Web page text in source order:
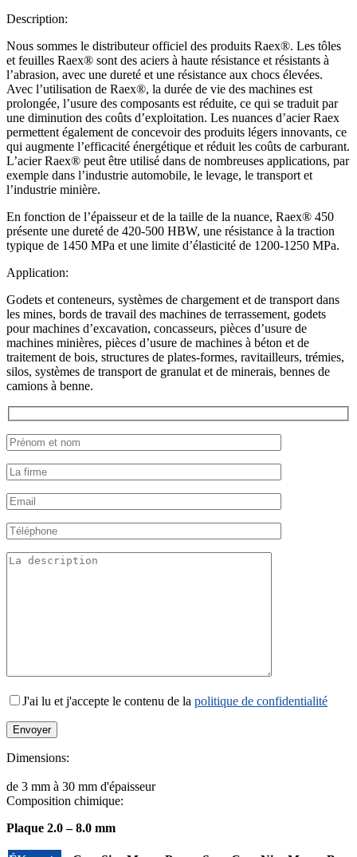
Description:
Nous sommes le distributeur officiel des produits Raex®. Les tôles
et feuilles Raex® sont des aciers à haute résistance et résistants à
l’abrasion, avec une dureté et une résistance aux chocs élevées.
Avec l’utilisation de Raex®, la durée de vie des machines est
prolongée, l’usure des composants est réduite, ce qui se traduit par
une diminution des coûts d’exploitation. Les nuances d’acier Raex
permettent également de concevoir des produits légers innovants, ce
qui augmente l’efficacité énergétique et réduit les coûts de carburant.
L’acier Raex® peut être utilisé dans de nombreuses applications, par
exemple dans l’industrie automobile, le levage, le transport et
l’industrie minière.
En fonction de l’épaisseur et de la taille de la nuance, Raex® 450
présente une dureté de 420-500 HBW, une résistance à la traction
typique de 1450 MPa et une limite d’élasticité de 1200-1250 MPa.
Application:
Godets et conteneurs, systèmes de chargement et de transport dans
les mines, bords de travail des machines de terrassement, godets
pour machines d’excavation, concasseurs, pièces d’usure de
machines minières, pièces d’usure de machines à béton et de
traitement de bois, structures de plates-formes, ravitailleurs, trémies,
silos, systèmes de transport de granulat et de minerais, bennes de
camions à benne.
J'ai lu et j'accepte le contenu de la politique de confidentialité
Dimensions:
de 3 mm à 30 mm d'épaisseur
Composition chimique:
Plaque 2.0 – 8.0 mm